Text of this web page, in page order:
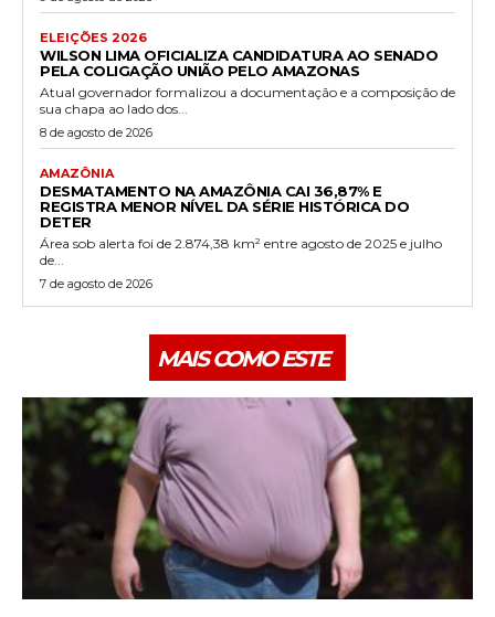
ELEIÇÕES 2026
WILSON LIMA OFICIALIZA CANDIDATURA AO SENADO
PELA COLIGAÇÃO UNIÃO PELO AMAZONAS
Atual governador formalizou a documentação e a composição de
sua chapa ao lado dos...
8 de agosto de 2026
AMAZÔNIA
DESMATAMENTO NA AMAZÔNIA CAI 36,87% E
REGISTRA MENOR NÍVEL DA SÉRIE HISTÓRICA DO
DETER
Área sob alerta foi de 2.874,38 km² entre agosto de 2025 e julho
de...
7 de agosto de 2026
MAIS COMO ESTE